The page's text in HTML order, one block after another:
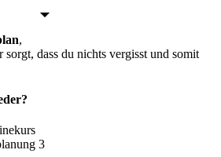
,
sorgt, dass du nichts vergisst und somit